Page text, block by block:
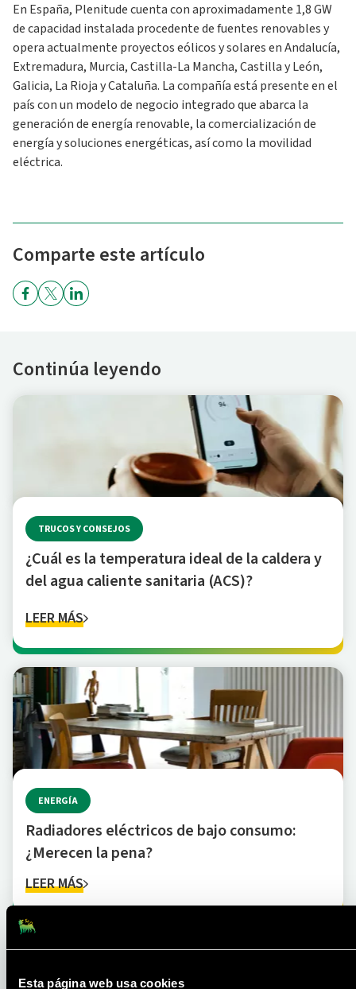
Esta página web usa cookies
En España, Plenitude cuenta con aproximadamente 1,8 GW
de capacidad instalada procedente de fuentes renovables y
opera actualmente proyectos eólicos y solares en Andalucía,
Extremadura, Murcia, Castilla-La Mancha, Castilla y León,
Galicia, La Rioja y Cataluña. La compañía está presente en el
país con un modelo de negocio integrado que abarca la
generación de energía renovable, la comercialización de
energía y soluciones energéticas, así como la movilidad
eléctrica.
Comparte este artículo
Continúa leyendo
TRUCOS Y CONSEJOS
¿Cuál es la temperatura ideal de la caldera y
del agua caliente sanitaria (ACS)?
LEER MÁS
ENERGÍA
Radiadores eléctricos de bajo consumo:
¿Merecen la pena?
LEER MÁS